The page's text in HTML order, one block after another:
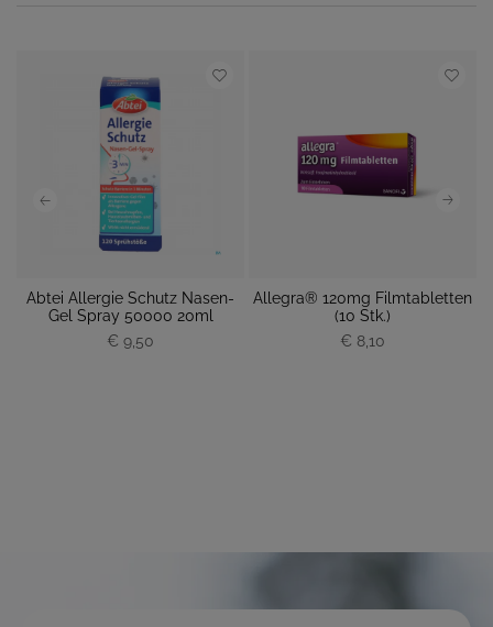
Abtei Allergie Schutz Nasen-
Gel Spray 50000 20ml
€ 9,50
Allegra® 120mg Filmtabletten
(10 Stk.)
€ 8,10